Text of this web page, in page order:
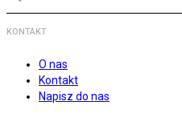
KONTAKT
O nas
Kontakt
Napisz do nas